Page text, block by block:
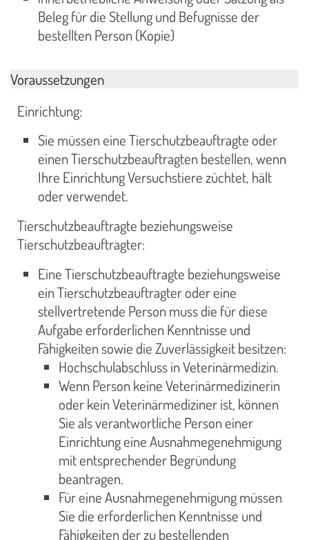
Beleg für die Stellung und Befugnisse der
bestellten Person (Kopie)
Voraussetzungen
Einrichtung:
Sie müssen eine Tierschutzbeauftragte oder
einen Tierschutzbeauftragten bestellen, wenn
Ihre Einrichtung Versuchstiere züchtet, hält
oder verwendet.
Tierschutzbeauftragte beziehungsweise
Tierschutzbeauftragter:
Eine Tierschutzbeauftragte beziehungsweise
ein Tierschutzbeauftragter oder eine
stellvertretende Person muss die für diese
Aufgabe erforderlichen Kenntnisse und
Fähigkeiten sowie die Zuverlässigkeit besitzen:
Hochschulabschluss in Veterinärmedizin.
Wenn Person keine Veterinärmedizinerin
oder kein Veterinärmediziner ist, können
Sie als verantwortliche Person einer
Einrichtung eine Ausnahmegenehmigung
mit entsprechender Begründung
beantragen.
Für eine Ausnahmegenehmigung müssen
Sie die erforderlichen Kenntnisse und
Fähigkeiten der zu bestellenden